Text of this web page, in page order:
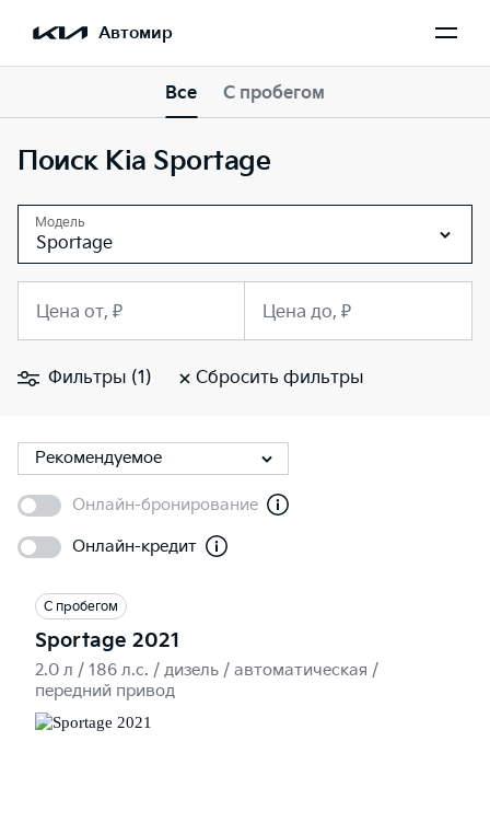
Автомир
Все С пробегом
Поиск Kia Sportage
Модель
Sportage
Цена от, ₽ Цена до, ₽
Фильтры (1) Сбросить фильтры
Рекомендуемое
Онлайн-бронирование
Онлайн-кредит
С пробегом
Sportage 2021
2.0 л / 186 л.c. / дизель / автоматическая /
передний привод